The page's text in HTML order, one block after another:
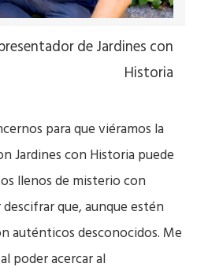
de Jardines con
Historia
para que viéramos la
Jardines con Historia puede
llenos de misterio con
que, aunque estén
auténticos desconocidos. Me
poder acercar al